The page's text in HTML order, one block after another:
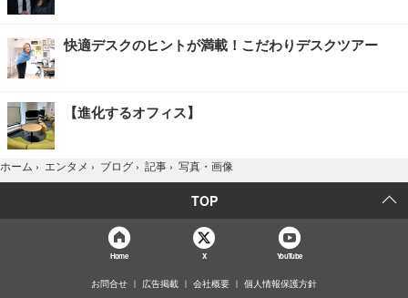
快適デスクのヒントが満載！こだわりデスクツアー
【進化するオフィス】
ホーム › エンタメ › ブログ › 記事 › 写真・画像
TOP
Home X YouTube
お問合せ 広告掲載 会社概要 個人情報保護方針